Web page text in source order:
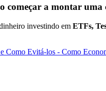
começar a montar
investindo em ETFs,
Como Evitá-los - Como